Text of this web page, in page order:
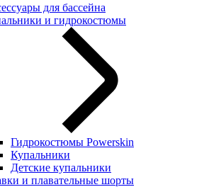
для бассейна
и гидрокостюмы
Гидрокостюмы Powerskin
Купальники
Детские купальники
и плавательные шорты